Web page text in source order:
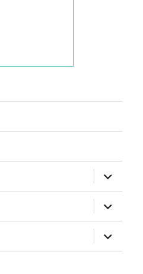
サ
ブ
メ
ニ
ュ
ー
を
展
開
サ
ブ
メ
ニ
ュ
ー
サ
ブ
メ